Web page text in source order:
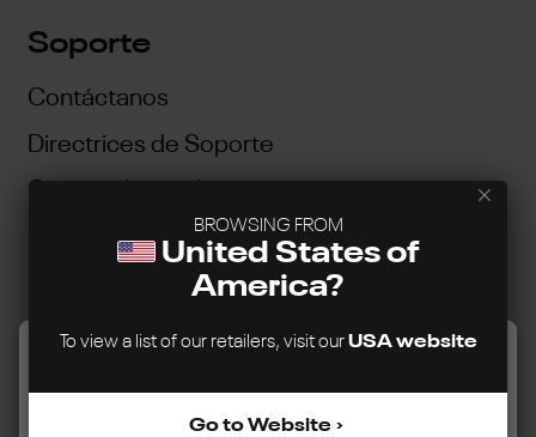
Soporte
Contáctanos
Directrices de Soporte
Garantía Limitada
Nuestro programa de reparabilidad y
reemplazo
Availability Guarantee
Acerca de nosotros
Este sitio web utiliza cookies para garantizar la mejor
BROWSING FROM
United States of
America?
To view a list of our retailers, visit ourUSA website
Go to Website